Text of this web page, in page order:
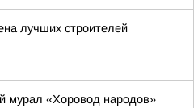
лучших строителей
мурал «Хоровод народов»